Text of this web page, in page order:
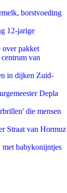
borstvoeding
12-jarige
over pakket
van
in dijken Zuid-
Depla
die mensen
Straat van Hormuz
met babykonijntjes